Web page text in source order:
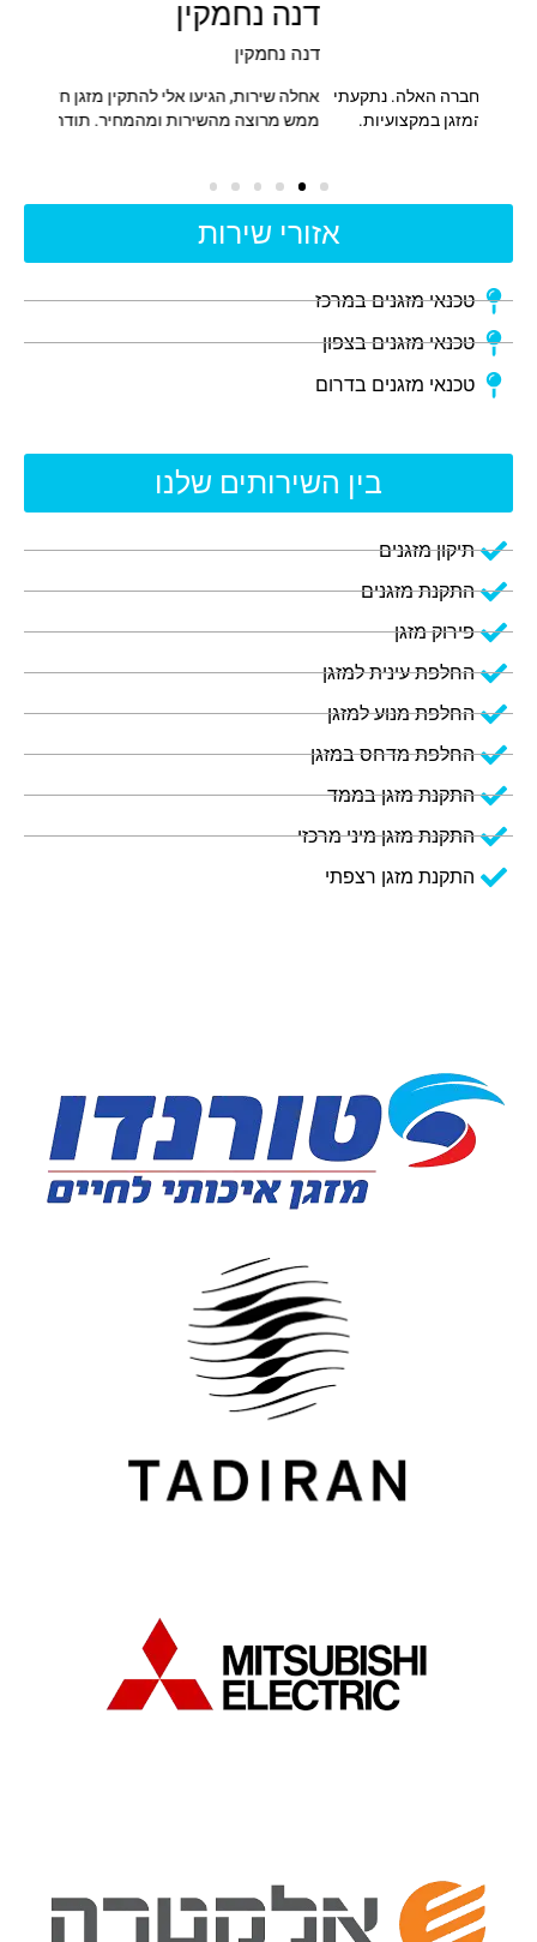
אחלה שירות, הגיעו אלי להתקין מזגן חדש וגם סיפקו אותו ואני
ממש מרוצה מהשירות ומהמחיר. תודה לכם!!
אזורי שירות
טכנאי מזגנים במרכז
טכנאי מזגנים בצפון
טכנאי מזגנים בדרום
בין השירותים שלנו
תיקון מזגנים
התקנת מזגנים
פירוק מזגן
החלפת עינית למזגן
החלפת מנוע למזגן
החלפת מדחס במזגן
התקנת מזגן בממד
התקנת מזגן מיני מרכזי
התקנת מזגן רצפתי